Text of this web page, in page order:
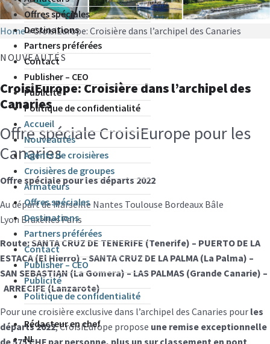
Offres spéciales
Destinations
Partners préférées
Contact
Publisher – CEO
Publicité
Politique de confidentialité
Accueil
Nouveautés
Agents de croisières
Croisières de groupes
Armateurs
Offres spéciales
Destinations
Partners préférées
Contact
Publisher – CEO
Publicité
Politique de confidentialité
Rédacteur en chef
NL
Home»CroisiEurope: Croisière dans l’archipel des Canaries
NOUVEAUTÉS
CroisiEurope: Croisière dans l’archipel des
Canaries
Offre spéciale CroisiEurope pour les
Canaries
Offre spéciale pour les départs 2022
Au départ de Marseille Nantes Toulouse Bordeaux Bâle
Lyon Bruxelles Paris
Route: SANTA CRUZ DE TENERIFE (Tenerife) – PUERTO DE LA
ESTACA (El Hierro) – SANTA CRUZ DE LA PALMA (La Palma) –
SAN SEBASTIAN (La Gomera) – LAS PALMAS (Grande Canarie) –
ARRECIFE (Lanzarote)
Pour une croisière exclusive dans l’archipel des Canaries pour les
départs 2022, CroisiEurope propose une remise exceptionnelle